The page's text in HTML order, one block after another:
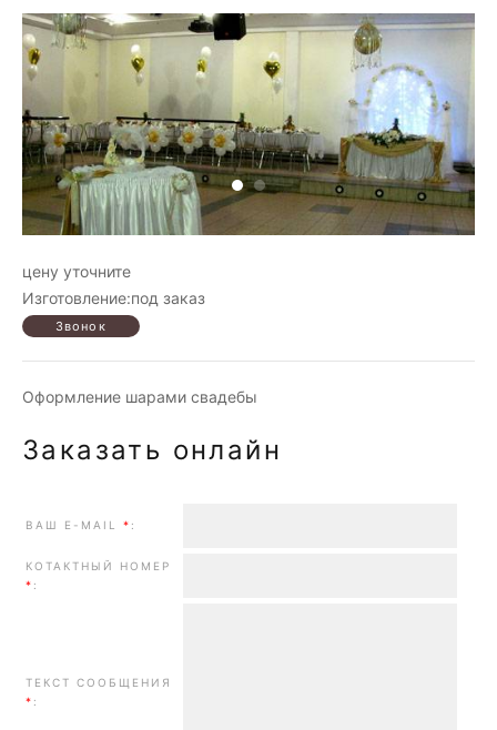
цену уточните
Изготовление:под заказ
Оформление шарами свадебы
Заказать онлайн
ВАШ E-MAIL * :
КОТАКТНЫЙ НОМЕР
* :
ТЕКСТ СООБЩЕНИЯ
* :